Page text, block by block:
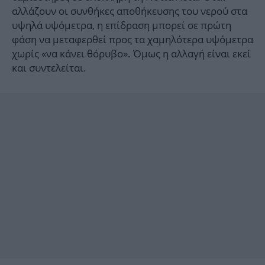
αλλάζουν οι συνθήκες αποθήκευσης του νερού στα
υψηλά υψόμετρα, η επίδραση μπορεί σε πρώτη
φάση να μεταφερθεί προς τα χαμηλότερα υψόμετρα
χωρίς «να κάνει θόρυβο». Όμως η αλλαγή είναι εκεί
και συντελείται.